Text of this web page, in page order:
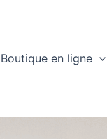
Boutique en ligne